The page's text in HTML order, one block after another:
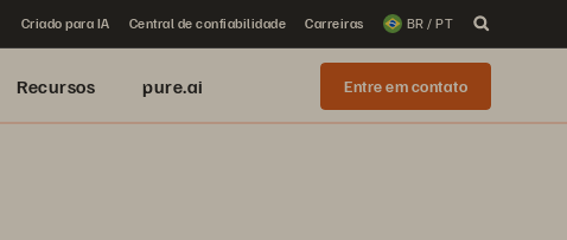
Criado para IA Central de confiabilidade Carreiras BR / PT
Recursos pure.ai Entre em contato